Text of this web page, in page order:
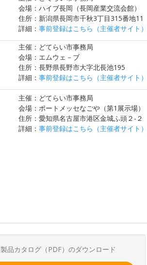
会場：ハイブ長岡（長岡産業交流会館）
住所：新潟県長岡市千秋3丁目315番地11
詳細： 事前登録はこちら（主催者サイト）
主催：どてらい市事務局
会場：エムウェ－ブ
住所：長野県長野市大字北長池195
詳細： 事前登録はこちら（主催者サイト）
主催：どてらい市事務局
会場：ポートメッセなごや（第1展示場）
住所：愛知県名古屋市港区金城ふ頭２-２
詳細： 事前登録はこちら（主催者サイト）
製品カタログ（PDF）のダウンロード